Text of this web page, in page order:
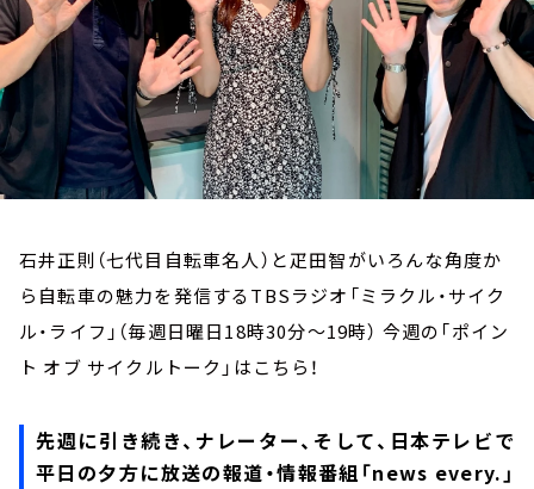
石井正則（七代目自転車名人）と疋田智がいろんな角度か
ら自転車の魅力を発信するTBSラジオ「ミラクル・サイク
ル・ライフ」（毎週日曜日18時30分～19時） 今週の「ポイン
ト オブ サイクルトーク」はこちら！
先週に引き続き、ナレーター、そして、日本テレビで
平日の夕方に放送の報道・情報番組「news every.」